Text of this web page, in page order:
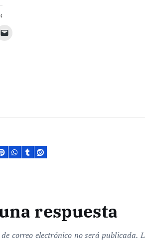
respuesta
correo electrónico no será publicada.